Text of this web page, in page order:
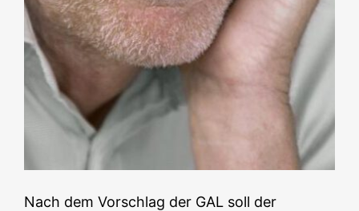
Nach dem Vorschlag der GAL soll der